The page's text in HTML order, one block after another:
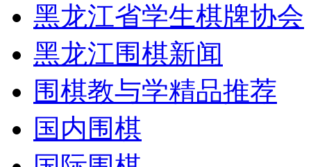
黑龙江省学生棋牌协会
黑龙江围棋新闻
围棋教与学精品推荐
国内围棋